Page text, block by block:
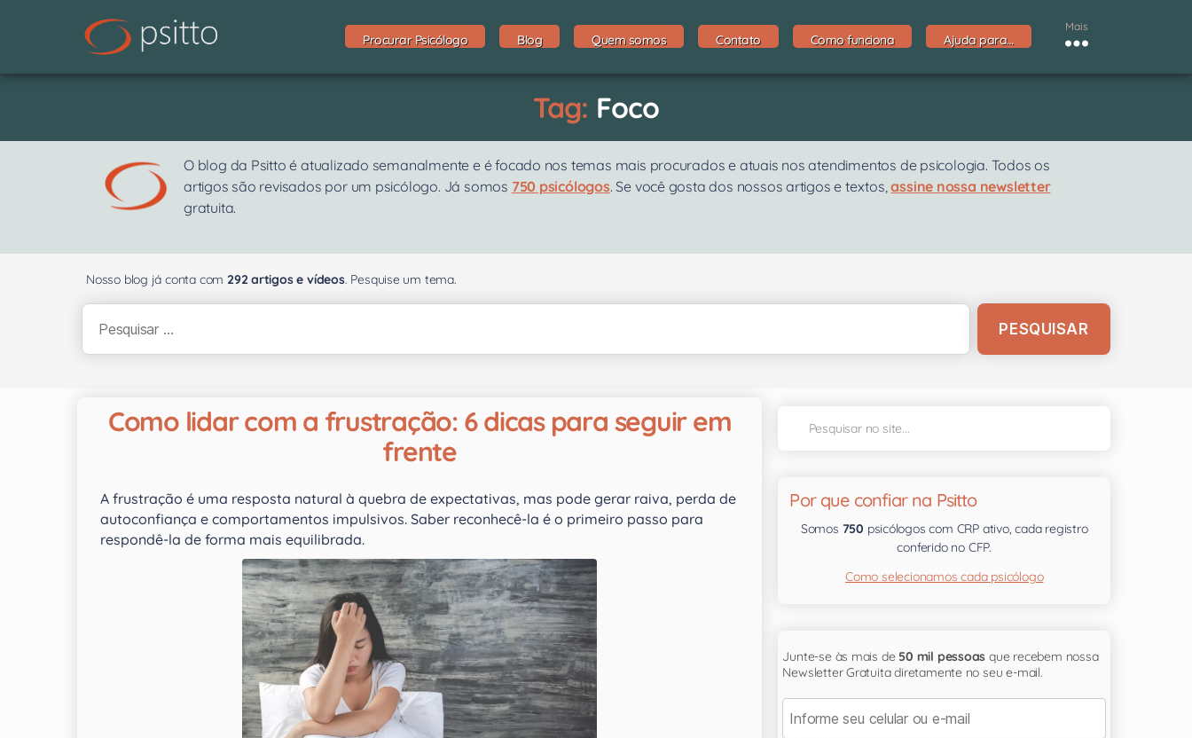
Procurar Psicólogo Blog Quem somos Contato Como funciona Ajuda para…
Mais
Tag: Foco
O blog da Psitto é atualizado semanalmente e é focado nos temas mais procurados e atuais nos atendimentos de psicologia. Todos os
artigos são revisados por um psicólogo. Já somos 750 psicólogos. Se você gosta dos nossos artigos e textos,assine nossa newsletter
gratuita.
Nosso blog já conta com 292 artigos e vídeos. Pesquise um tema.
Como lidar com a frustração: 6 dicas para seguir em
frente
A frustração é uma resposta natural à quebra de expectativas, mas pode gerar raiva, perda de
autoconfiança e comportamentos impulsivos. Saber reconhecê-la é o primeiro passo para
respondê-la de forma mais equilibrada.
Por que confiar na Psitto
Somos 750 psicólogos com CRP ativo, cada registro
conferido no CFP.
Como selecionamos cada psicólogo
Junte-se às mais de 50 mil pessoas que recebem nossa
Newsletter Gratuita diretamente no seu e-mail.